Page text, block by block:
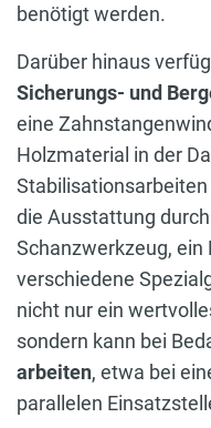
benötigt werden.
Darüber hinaus
Sicherungs- und
eine
Holzmaterial in der
die Ausstattung
Schanzwerkzeug,
verschiedene
nicht nur ein
sondern kann bei
arbeiten, etwa bei
parallelen